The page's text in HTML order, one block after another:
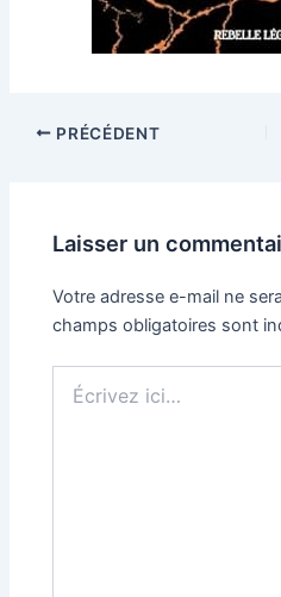
PRÉCÉDENT
Laisser un
Votre adresse e-mail ne
champs obligatoires sont
ici…